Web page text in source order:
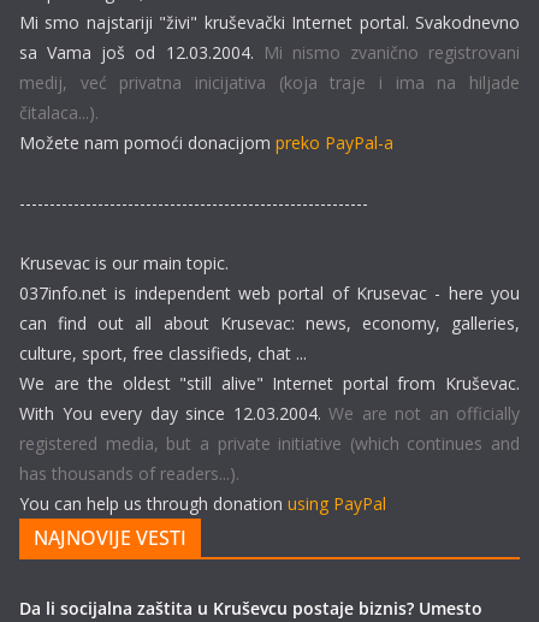
Mi smo najstariji "živi" kruševački Internet portal. Svakodnevno
sa Vama još od 12.03.2004. Mi nismo zvanično registrovani
medij, već privatna inicijativa (koja traje i ima na hiljade
čitalaca...).
Možete nam pomoći donacijom preko PayPal-a
----------------------------------------------------------
Krusevac is our main topic.
037info.net is independent web portal of Krusevac - here you
can find out all about Krusevac: news, economy, galleries,
culture, sport, free classifieds, chat ...
We are the oldest "still alive" Internet portal from Kruševac.
With You every day since 12.03.2004. We are not an officially
registered media, but a private initiative (which continues and
has thousands of readers...).
You can help us through donation using PayPal
NAJNOVIJE VESTI
Da li socijalna zaštita u Kruševcu postaje biznis? Umesto